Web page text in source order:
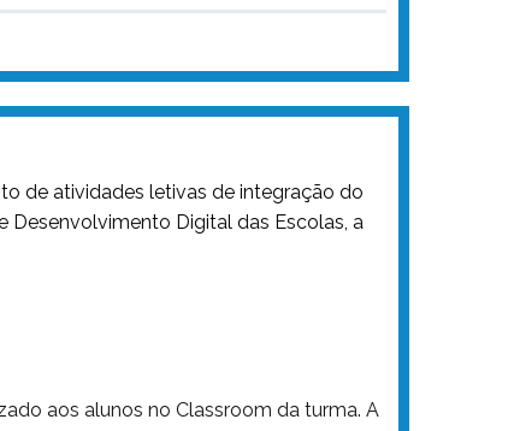
de atividades letivas de integração do
Desenvolvimento Digital das Escolas, a
aos alunos no Classroom da turma. A